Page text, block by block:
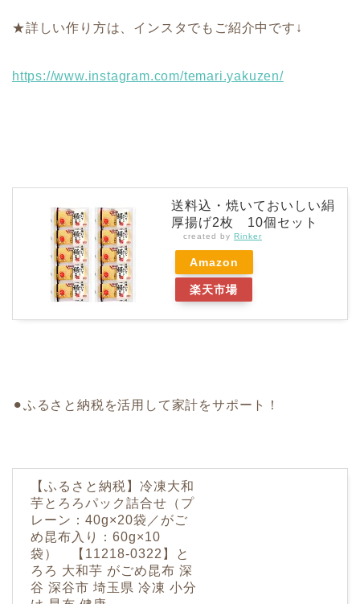
★詳しい作り方は、インスタでもご紹介中です↓
https://www.instagram.com/temari.yakuzen/
送料込・焼いておいしい絹
厚揚げ2枚 10個セット
created by Rinker
Amazon
楽天市場
⚫︎ふるさと納税を活用して家計をサポート！
【ふるさと納税】冷凍大和
芋とろろパック詰合せ（プ
レーン：40g×20袋／がご
め昆布入り：60g×10
袋） 【11218-0322】と
ろろ 大和芋 がごめ昆布 深
谷 深谷市 埼玉県 冷凍 小分